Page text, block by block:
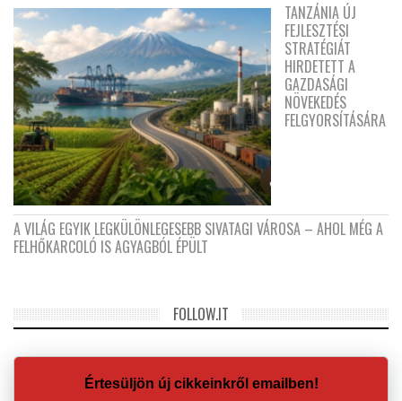
TANZÁNIA ÚJ
FEJLESZTÉSI
STRATÉGIÁT
HIRDETETT A
GAZDASÁGI
NÖVEKEDÉS
FELGYORSÍTÁSÁRA
A VILÁG EGYIK LEGKÜLÖNLEGESEBB SIVATAGI VÁROSA – AHOL MÉG A
FELHŐKARCOLÓ IS AGYAGBÓL ÉPÜLT
FOLLOW.IT
Értesüljön új cikkeinkről emailben!